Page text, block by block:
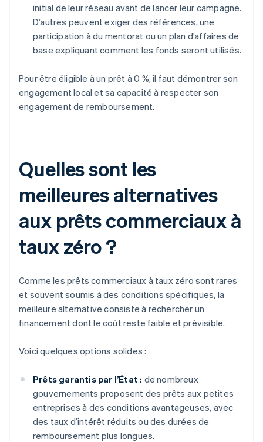
initial de leur réseau avant de lancer leur campagne.
D’autres peuvent exiger des références, une
participation à du mentorat ou un plan d’affaires de
base expliquant comment les fonds seront utilisés.
Pour être éligible à un prêt à 0 %, il faut démontrer son
engagement local et sa capacité à respecter son
engagement de remboursement.
Quelles sont les
meilleures alternatives
aux prêts commerciaux à
taux zéro ?
Comme les prêts commerciaux à taux zéro sont rares
et souvent soumis à des conditions spécifiques, la
meilleure alternative consiste à rechercher un
financement dont le coût reste faible et prévisible.
Voici quelques options solides :
Prêts garantis par l’État : de nombreux
gouvernements proposent des prêts aux petites
entreprises à des conditions avantageuses, avec
des taux d’intérêt réduits ou des durées de
remboursement plus longues.